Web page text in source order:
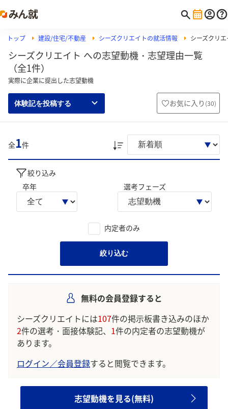
トップ 建設/住宅/不動産 シーズクリエイトの就活情報 シーズクリ
シーズクリエイト への志望動機・志望理由一覧
（全1件）
実際に企業に提出した志望動機
体験記を投稿する お気に入り (30)
全1件
絞り込み
卒年
選考フェーズ
内定者のみ
絞り込む
無料の会員登録すると
シーズクリエイトには107件の掲示板書き込みのほか
2件の選考・面接体験記、 1件の内定者の志望動機が
あります。
ログイン／会員登録すると閲覧できます。
志望動機を見る(無料)